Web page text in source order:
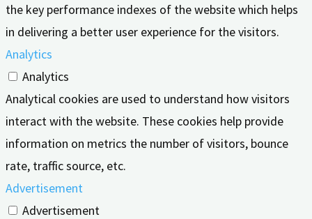
the key performance indexes of the website which helps
in delivering a better user experience for the visitors.
Analytics
Analytics
Analytical cookies are used to understand how visitors
interact with the website. These cookies help provide
information on metrics the number of visitors, bounce
rate, traffic source, etc.
Advertisement
Advertisement